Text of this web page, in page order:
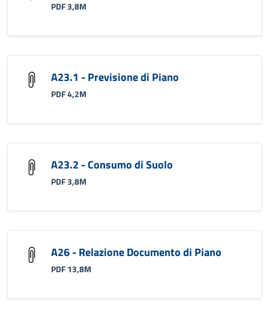
PDF 3,8M
A23.1 - Previsione di Piano
PDF 4,2M
A23.2 - Consumo di Suolo
PDF 3,8M
A26 - Relazione Documento di Piano
PDF 13,8M